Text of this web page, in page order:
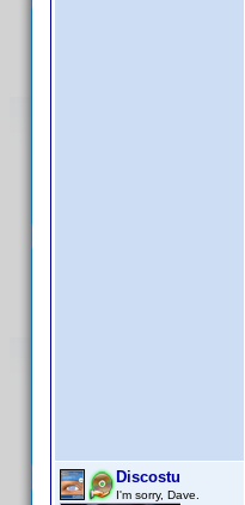
Discostu
I'm sorry, Dave.